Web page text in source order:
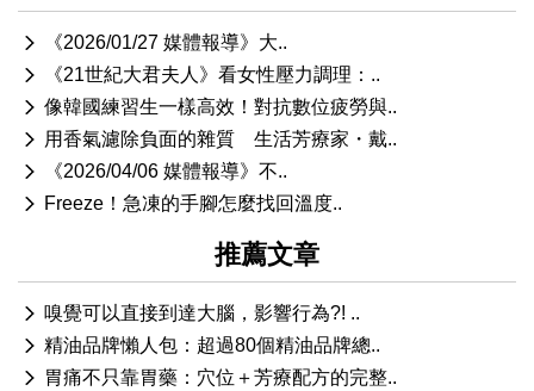
《2026/01/27 媒體報導》大..
《21世紀大君夫人》看女性壓力調理：..
像韓國練習生一樣高效！對抗數位疲勞與..
用香氣濾除負面的雜質 生活芳療家・戴..
《2026/04/06 媒體報導》不..
Freeze！急凍的手腳怎麼找回溫度..
推薦文章
嗅覺可以直接到達大腦，影響行為?! ..
精油品牌懶人包：超過80個精油品牌總..
胃痛不只靠胃藥：穴位＋芳療配方的完整..